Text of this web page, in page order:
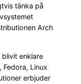
tänka på
Arch
enklare
Linux
erbjuder